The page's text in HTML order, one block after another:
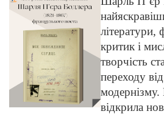
літератури,
критик і
творчість
переходу
модернізму.
відкрила